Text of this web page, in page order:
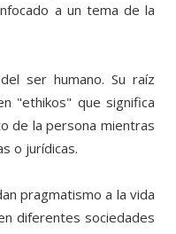
a un tema de la
ser humano. Su raíz
"ethikos" que significa
de la persona mientras
o jurídicas.
pragmatismo a la vida
diferentes sociedades